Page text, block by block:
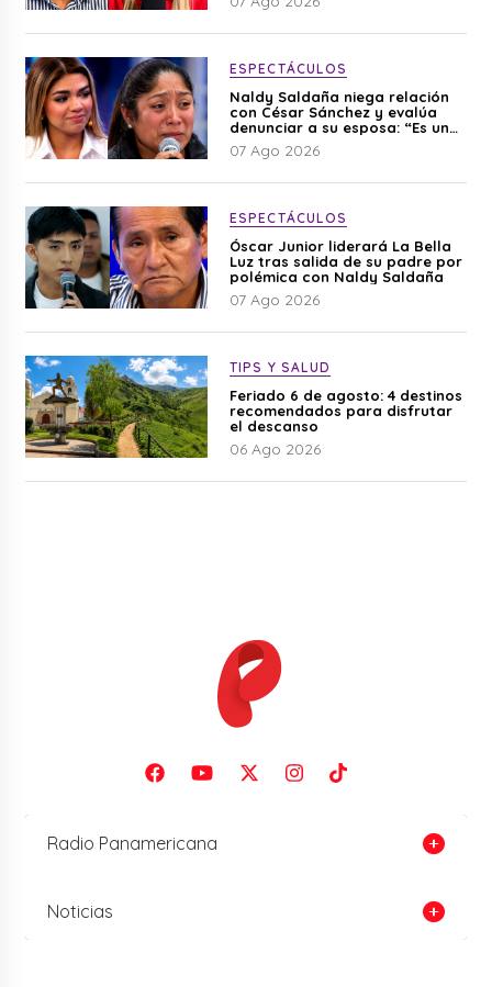
ESPECTÁCULOS
Naldy Saldaña niega relación
con César Sánchez y evalúa
denunciar a su esposa: “Es una
difamación”
07 Ago 2026
ESPECTÁCULOS
Óscar Junior liderará La Bella
Luz tras salida de su padre por
polémica con Naldy Saldaña
07 Ago 2026
TIPS Y SALUD
Feriado 6 de agosto: 4 destinos
recomendados para disfrutar
el descanso
06 Ago 2026
Radio Panamericana
Noticias